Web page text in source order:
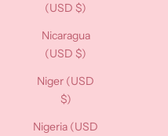
(USD $)
Nicaragua
(USD $)
Niger (USD
$)
Nigeria (USD